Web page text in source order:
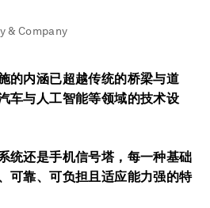
& Company
的内涵已超越传统的桥梁与道
车与人工智能等领域的技术设
统还是手机信号塔，每一种基础
可靠、可负担且适应能力强的特